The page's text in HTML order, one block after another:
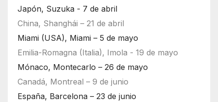
Japón, Suzuka - 7 de abril
China, Shanghái – 21 de abril
Miami (USA), Miami – 5 de mayo
Emilia-Romagna (Italia), Imola - 19 de mayo
Mónaco, Montecarlo – 26 de mayo
Canadá, Montreal – 9 de junio
España, Barcelona – 23 de junio